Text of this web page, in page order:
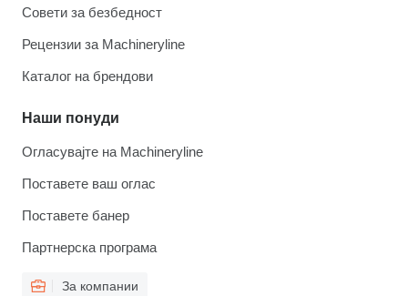
Совети за безбедност
Рецензии за Machineryline
Каталог на брендови
Наши понуди
Огласувајте на Machineryline
Поставете ваш оглас
Поставете банер
Партнерска програма
За компании